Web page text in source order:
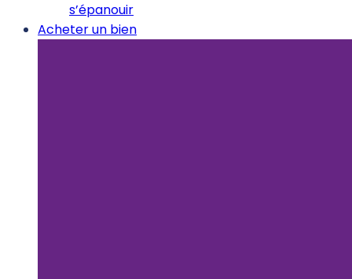
s’épanouir
Acheter un bien